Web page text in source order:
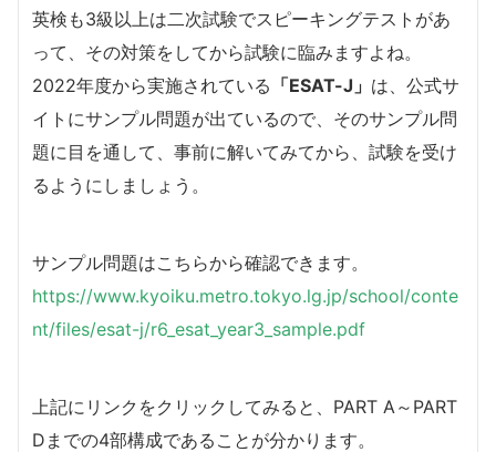
英検も3級以上は二次試験でスピーキングテストがあ
って、その対策をしてから試験に臨みますよね。
2022年度から実施されている 「ESAT-J」 は、公式サ
イトにサンプル問題が出ているので、そのサンプル問
題に目を通して、事前に解いてみてから、試験を受け
るようにしましょう。
サンプル問題はこちらから確認できます。
https://www.kyoiku.metro.tokyo.lg.jp/school/conte
nt/files/esat-j/r6_esat_year3_sample.pdf
上記にリンクをクリックしてみると、PART A～PART
Dまでの4部構成であることが分かります。